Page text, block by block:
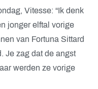
Vitesse: “Ik denk
jonger elftal vorige
van Fortuna Sittard
Je zag dat de angst
werden ze vorige